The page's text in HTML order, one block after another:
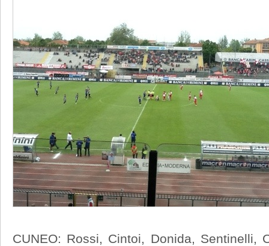
CUNEO: Rossi, Cintoi, Donida, Sentinelli,